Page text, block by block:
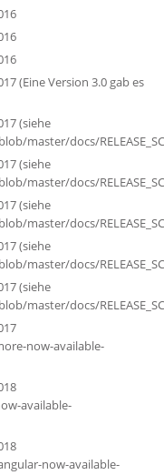
(Eine Version 3.0 gab es
(siehe
master/docs/
(siehe
master/docs/
(siehe
master/docs/
(siehe
master/docs/
(siehe
master/docs/
now-available-
available-
now-available-